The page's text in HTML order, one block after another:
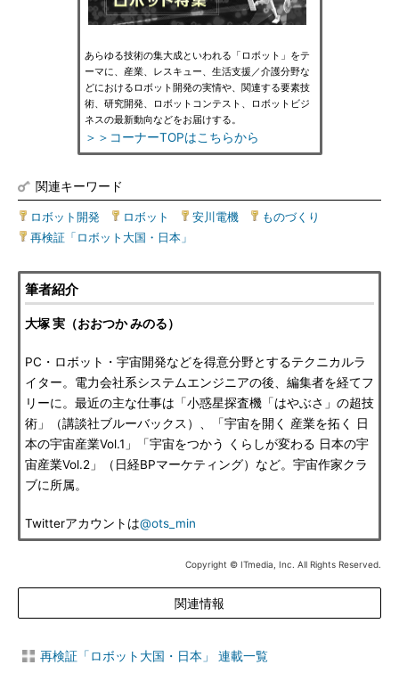
あらゆる技術の集大成といわれる「ロボット」をテ
ーマに、産業、レスキュー、生活支援／介護分野な
どにおけるロボット開発の実情や、関連する要素技
術、研究開発、ロボットコンテスト、ロボットビジ
ネスの最新動向などをお届けする。
＞＞コーナーTOPはこちらから
関連キーワード
ロボット開発 ロボット 安川電機 ものづくり
再検証「ロボット大国・日本」
筆者紹介
大塚 実（おおつか みのる）
PC・ロボット・宇宙開発などを得意分野とするテクニカルラ
イター。電力会社系システムエンジニアの後、編集者を経てフ
リーに。最近の主な仕事は「小惑星探査機「はやぶさ」の超技
術」（講談社ブルーバックス）、「宇宙を開く 産業を拓く 日
本の宇宙産業Vol.1」「宇宙をつかう くらしが変わる 日本の宇
宙産業Vol.2」（日経BPマーケティング）など。宇宙作家クラ
ブに所属。
Twitterアカウントは@ots_min
Copyright © ITmedia, Inc. All Rights Reserved.
関連情報
再検証「ロボット大国・日本」 連載一覧